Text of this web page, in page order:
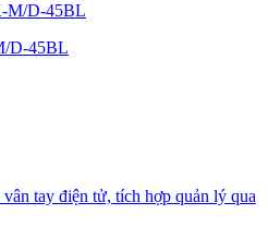
D-45BL